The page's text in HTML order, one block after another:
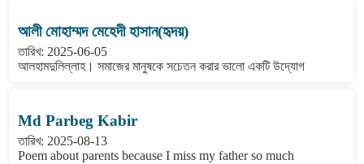
আলী মোহাম্মদ মেহেদী হাসান(হৃদয়)
তারিখ: 2025-06-05
আলহামদুলিল্লাহ। সমাজের মানুষকে সচেতন করার ভালো একটি উদ্যোগ
Md Parbeg Kabir
তারিখ: 2025-08-13
Poem about parents because I miss my father so much